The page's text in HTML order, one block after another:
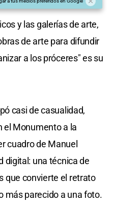
y las galerías de arte,
de arte para difundir
a los próceres" es su
casi de casualidad,
el Monumento a la
cuadro de Manuel
digital: una técnica de
que convierte el retrato
más parecido a una foto.